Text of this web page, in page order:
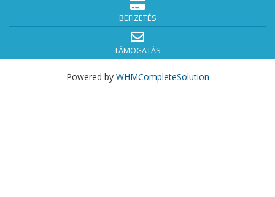
BEFIZETÉS
TÁMOGATÁS
Powered by WHMCompleteSolution